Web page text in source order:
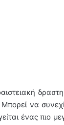
Μπορεί να
ένας πιο